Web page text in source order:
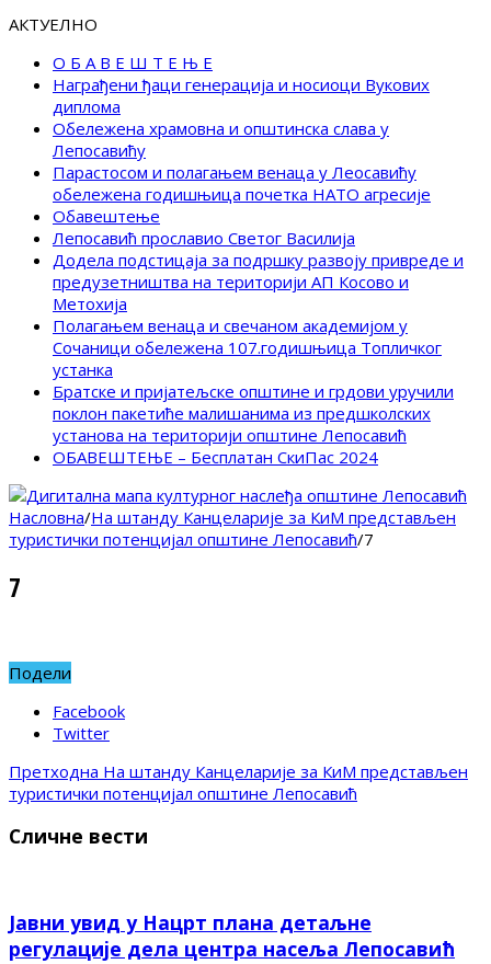
АКТУЕЛНО
О Б А В Е Ш Т Е Њ Е
Награђени ђаци генерација и носиоци Вукових
диплома
Обележена храмовна и општинска слава у
Лепосавићу
Парастосом и полагањем венаца у Леосавићу
обележена годишњица почетка НАТО агресије
Обавештење
Лепосавић прославио Светог Василија
Додела подстицаја за подршку развоју привреде и
предузетништва на територији АП Косово и
Метохија
Полагањем венаца и свечаном академијом у
Сочаници обележена 107.годишњица Топличког
устанка
Братске и пријатељске општине и грдови уручили
поклон пакетиће малишанима из предшколских
установа на територији општине Лепосавић
ОБАВЕШТЕЊЕ – Бесплатан СкиПас 2024
Насловна/На штанду Канцеларије за КиМ представљен
туристички потенцијал општине Лепосавић/7
7
Подели
Facebook
Twitter
Претходна На штанду Канцеларије за КиМ представљен
туристички потенцијал општине Лепосавић
Сличне вести
Јавни увид у Нацрт плана детаљне
регулације дела центра насеља Лепосавић